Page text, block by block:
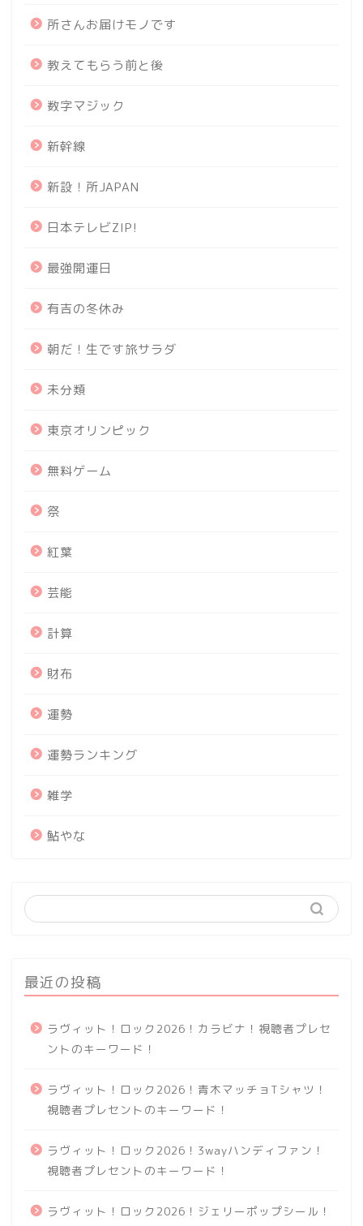
所さんお届けモノです
教えてもらう前と後
数字マジック
新幹線
新設！所JAPAN
日本テレビZIP!
最強開運日
有吉の冬休み
朝だ！生です旅サラダ
未分類
東京オリンピック
無料ゲーム
祭
紅葉
芸能
計算
財布
運勢
運勢ランキング
雑学
鮎やな
最近の投稿
ラヴィット！ロック2026！カラビナ！視聴者プレセ
ントのキーワード！
ラヴィット！ロック2026！青木マッチョTシャツ！
視聴者プレセントのキーワード！
ラヴィット！ロック2026！3wayハンディファン！
視聴者プレセントのキーワード！
ラヴィット！ロック2026！ジェリーポップシール！